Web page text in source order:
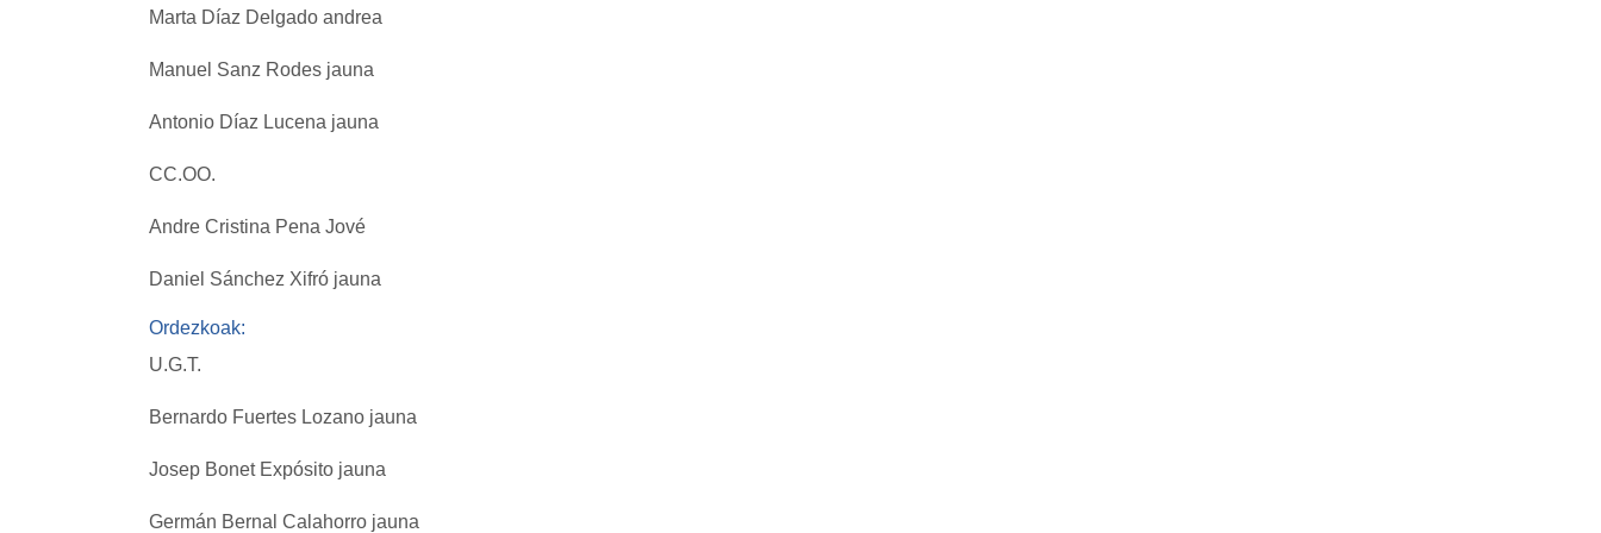
Marta Díaz Delgado andrea
Manuel Sanz Rodes jauna
Antonio Díaz Lucena jauna
CC.OO.
Andre Cristina Pena Jové
Daniel Sánchez Xifró jauna
Ordezkoak:
U.G.T.
Bernardo Fuertes Lozano jauna
Josep Bonet Expósito jauna
Germán Bernal Calahorro jauna